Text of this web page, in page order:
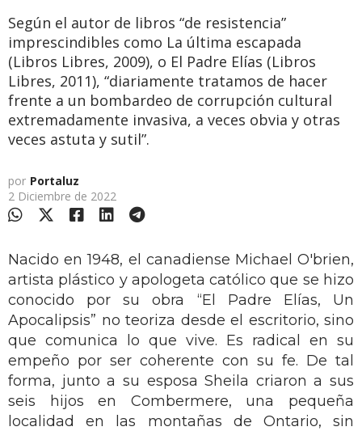
Según el autor de libros “de resistencia”
imprescindibles como La última escapada
(Libros Libres, 2009), o El Padre Elías (Libros
Libres, 2011), “diariamente tratamos de hacer
frente a un bombardeo de corrupción cultural
extremadamente invasiva, a veces obvia y otras
veces astuta y sutil”.
por Portaluz
2 Diciembre de 2022
Nacido en 1948, el canadiense Michael O'brien,
artista plástico y apologeta católico que se hizo
conocido por su obra “El Padre Elías, Un
Apocalipsis” no teoriza desde el escritorio, sino
que comunica lo que vive. Es radical en su
empeño por ser coherente con su fe. De tal
forma, junto a su esposa Sheila criaron a sus
seis hijos en Combermere, una pequeña
localidad en las montañas de Ontario, sin